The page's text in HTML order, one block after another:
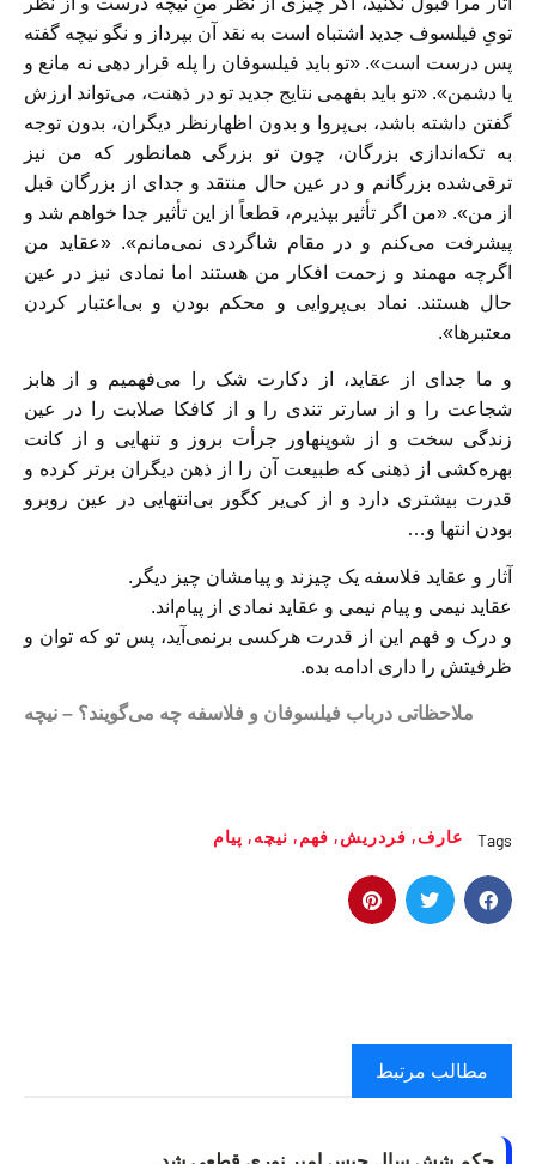
تویِ فیلسوف جدید اشتباه است به نقد آن بپرداز و نگو نیچه گفته
پس درست است». «تو باید فیلسوفان را پله قرار دهی نه مانع و
یا دشمن». «تو باید بفهمی نتایج جدید تو در ذهنت، می‌تواند ارزش
گفتن داشته باشد، بی‌پروا و بدون اظهارنظر دیگران، بدون توجه
به تکه‌اندازی بزرگان، چون تو بزرگی همانطور که من نیز
ترقی‌شده بزرگانم و در عین حال منتقد و جدای از بزرگان قبل
از من». «من اگر تأثیر بپذیرم، قطعاً از این تأثیر جدا خواهم شد و
پیشرفت می‌کنم و در مقام شاگردی نمی‌مانم». «عقاید من
اگرچه مهمند و زحمت افکار من هستند اما نمادی نیز در عین
حال هستند. نماد بی‌پروایی و محکم بودن و بی‌اعتبار کردن
معتبر‌ها».
و ما جدای از عقاید، از دکارت شک را می‌فهمیم و از هابز
شجاعت را و از سار‌تر تندی را و از کافکا صلابت را در عین
زندگی سخت و از شوپنهاور جرأت بروز و تنهایی و از کانت
بهره‌کشی از ذهنی که طبیعت آن را از ذهن دیگران بر‌تر کرده و
قدرت بیشتری دارد و از کی‌یر کگور بی‌انتهایی در عین روبرو
بودن انتها و…
آثار و عقاید فلاسفه یک چیزند و پیامشان چیز دیگر.
عقاید نیمی و پیام نیمی و عقاید نمادی از پیام‌اند.
و درک و فهم این از قدرت هرکسی برنمی‌آید، پس تو که توان و
ظرفیتش را داری ادامه بده.
ملاحظاتی درباب فیلسوفان و فلاسفه چه می‌گویند؟ – نیچه
Tags عارف, فردریش, فهم, نیچه, پیام
مطالب مرتبط